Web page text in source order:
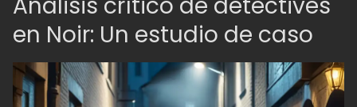
en Noir: Un estudio de caso